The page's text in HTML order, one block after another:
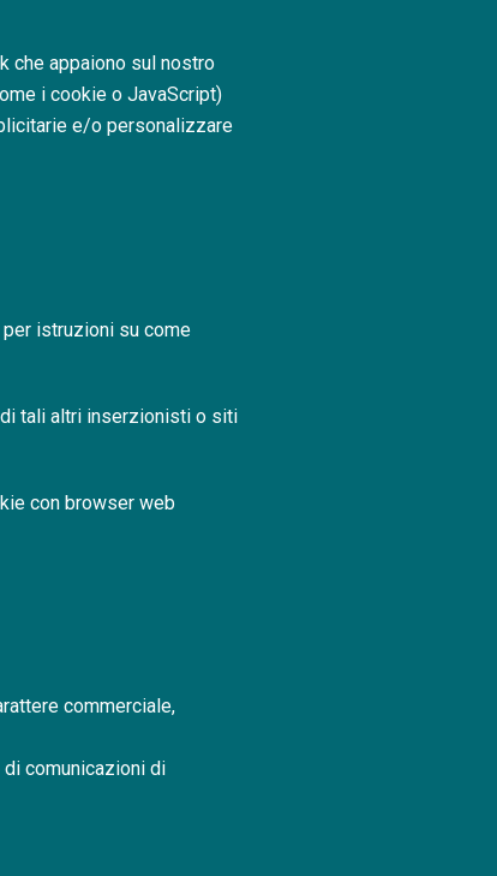
che appaiono sul nostro
i cookie o JavaScript)
e/o personalizzare
istruzioni su come
tali altri inserzionisti o siti
con browser web
commerciale,
comunicazioni di